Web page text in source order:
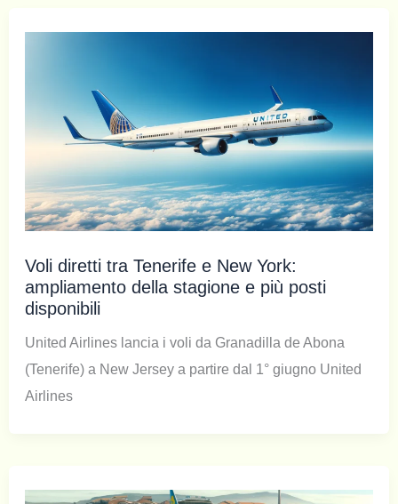
Voli diretti tra Tenerife e New York:
ampliamento della stagione e più posti
disponibili
United Airlines lancia i voli da Granadilla de Abona
(Tenerife) a New Jersey a partire dal 1° giugno United
Airlines